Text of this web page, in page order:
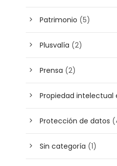
Patrimonio (5)
Plusvalía (2)
Prensa (2)
Propiedad intelectual
Protección de datos
Sin categoría (1)